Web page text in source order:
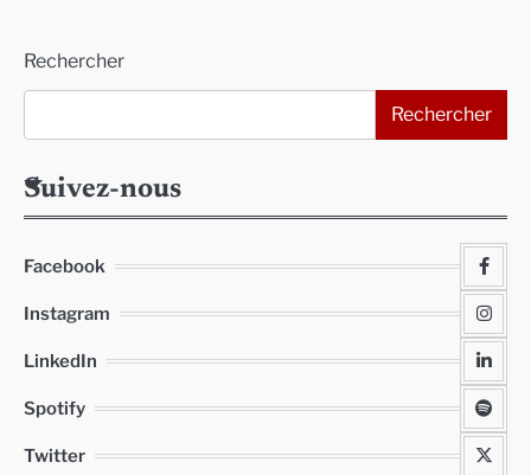
Rechercher
Rechercher
Suivez-nous
Facebook
Instagram
LinkedIn
Spotify
Twitter